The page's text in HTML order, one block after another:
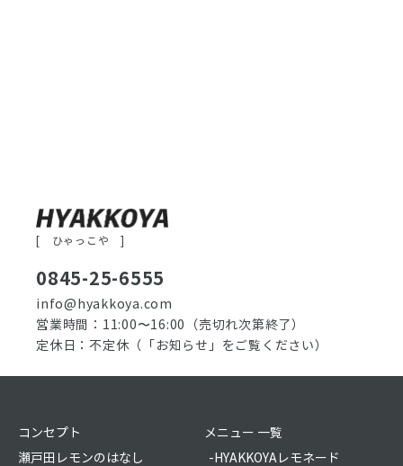
[ ひゃっこや ]
0845-25-6555
info@hyakkoya.com
営業時間：11:00〜16:00
（売切れ次第終了）
定休日：不定休（「お知らせ」をご覧ください）
コンセプト
瀬戸田レモンのはなし
メニュー 一覧
-HYAKKOYAレモネード